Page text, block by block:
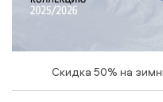
Скидка 50% на